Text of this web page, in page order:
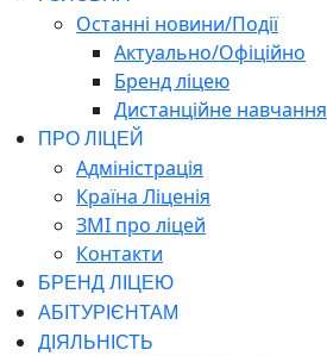
Останні новини/Події
Актуально/Офіційно
Бренд ліцею
Дистанційне навчання
ПРО ЛІЦЕЙ
Адміністрація
Країна Ліценія
ЗМІ про ліцей
Контакти
БРЕНД ЛІЦЕЮ
АБІТУРІЄНТАМ
ДІЯЛЬНІСТЬ